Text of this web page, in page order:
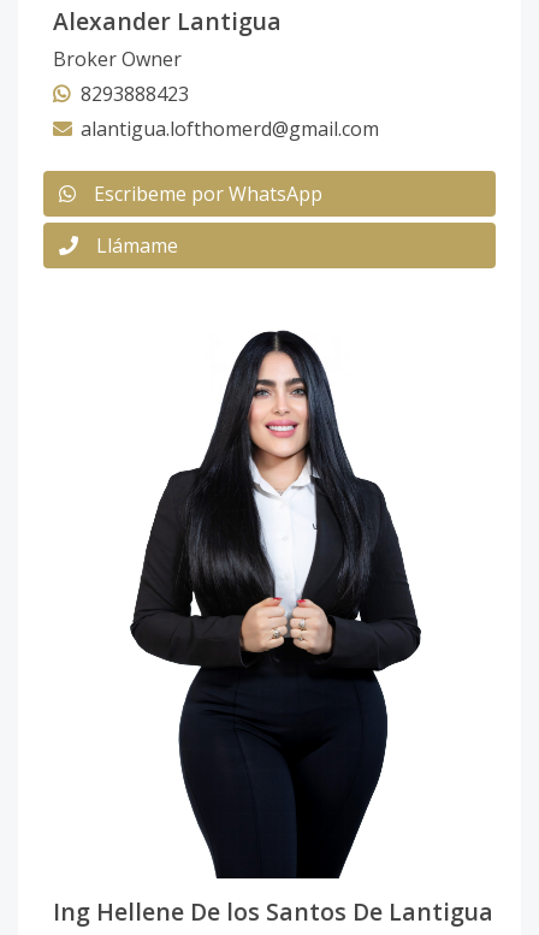
Alexander Lantigua
Broker Owner
8293888423
alantigua.lofthomerd@gmail.com
Escribeme por WhatsApp
Llámame
Ing Hellene De los Santos De Lantigua